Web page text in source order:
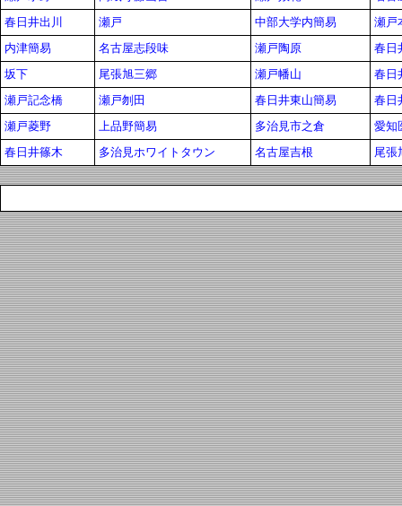
春日井出川
瀬戸 中部大学内簡易
瀬戸
内津簡易
名古屋志段味 瀬戸陶原
春日
坂下
尾張旭三郷 瀬戸幡山
春日
瀬戸記念橋
瀬戸刎田 春日井東山簡易
春日
瀬戸菱野
上品野簡易 多治見市之倉
愛知
春日井篠木
多治見ホワイトタウン 名古屋吉根 尾張